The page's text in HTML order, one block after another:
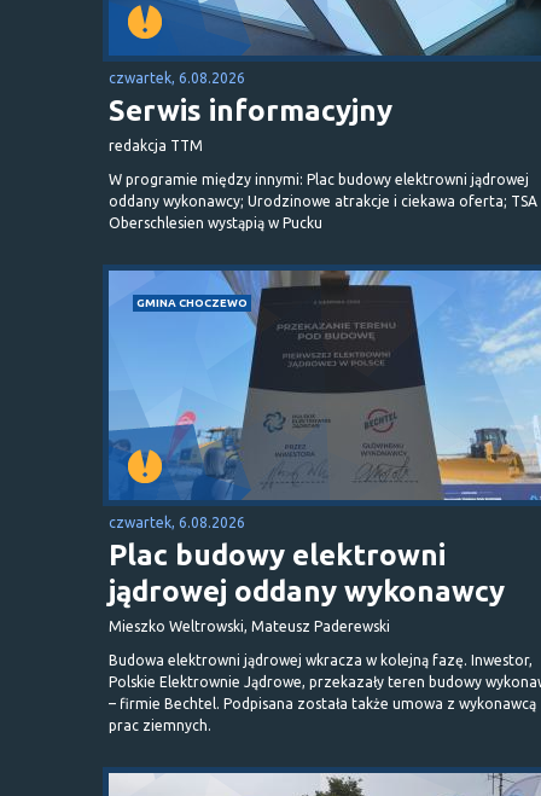
czwartek, 6.08.2026
Serwis informacyjny
redakcja TTM
W programie między innymi: Plac budowy elektrowni jądrowej
oddany wykonawcy; Urodzinowe atrakcje i ciekawa oferta; TSA
Oberschlesien wystąpią w Pucku
GMINA CHOCZEWO
czwartek, 6.08.2026
Plac budowy elektrowni
jądrowej oddany wykonawcy
Mieszko Weltrowski, Mateusz Paderewski
Budowa elektrowni jądrowej wkracza w kolejną fazę. Inwestor,
Polskie Elektrownie Jądrowe, przekazały teren budowy
– firmie Bechtel. Podpisana została także umowa z wykonawcą
prac ziemnych.